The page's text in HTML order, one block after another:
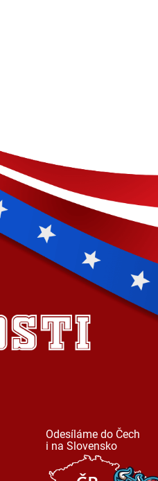
Odesíláme do Čech
i na Slovensko